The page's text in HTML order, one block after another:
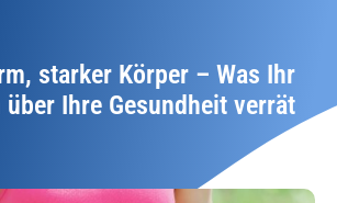
starker Körper – Was Ihr
Ihre Gesundheit verrät